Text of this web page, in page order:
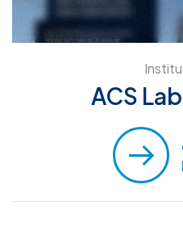
ACS